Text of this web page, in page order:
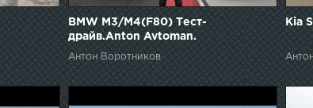
BMW M3/M4(F80) Тест-
драйв.Anton Avtoman.
Антон Воротников
Kia